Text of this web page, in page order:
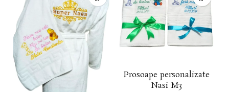
Prosoape personalizate
Nasi M3